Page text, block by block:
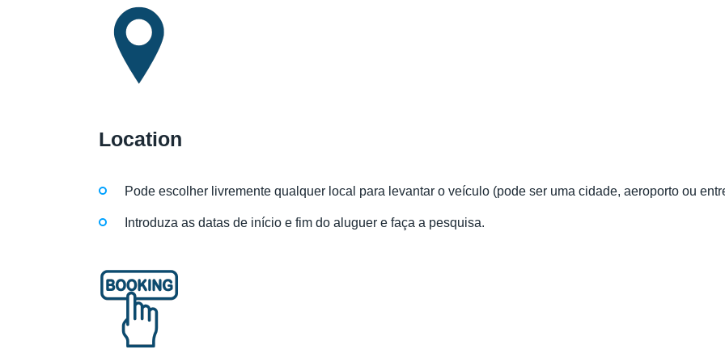
Location
Pode escolher livremente qualquer local para levantar o veículo (pode ser uma cidade, aeroporto ou
Introduza as datas de início e fim do aluguer e faça a pesquisa.